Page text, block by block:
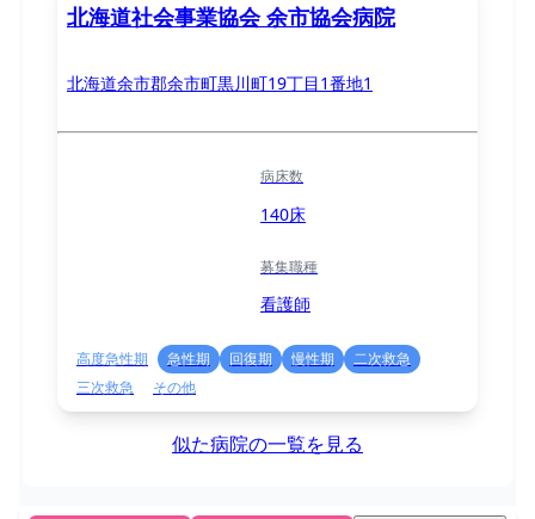
北海道社会事業協会 余市協会病院
北海道余市郡余市町黒川町19丁目1番地1
病床数
140床
募集職種
看護師
高度急性期 急性期 回復期 慢性期
二次救急
三次救急
その他
似た病院の一覧を見る